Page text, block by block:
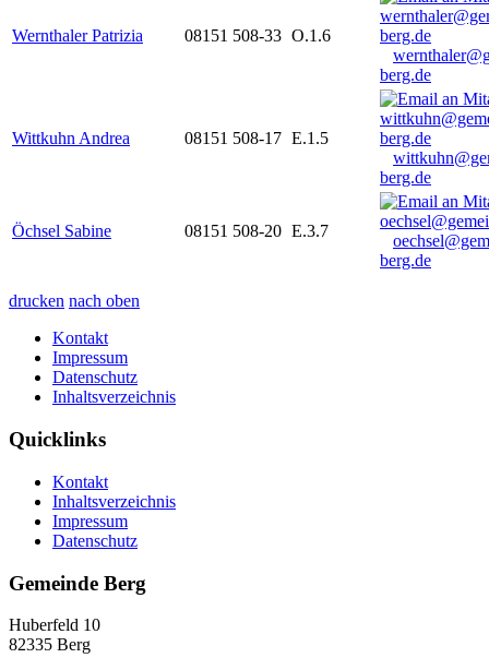
Wernthaler Patrizia 08151 508-33 O.1.6
berg.de
Wittkuhn Andrea 08151 508-17 E.1.5
berg.de
Öchsel Sabine 08151 508-20 E.3.7
berg.de
drucken nach oben
Kontakt
Impressum
Datenschutz
Inhaltsverzeichnis
Quicklinks
Kontakt
Inhaltsverzeichnis
Impressum
Datenschutz
Gemeinde Berg
Huberfeld 10
82335 Berg